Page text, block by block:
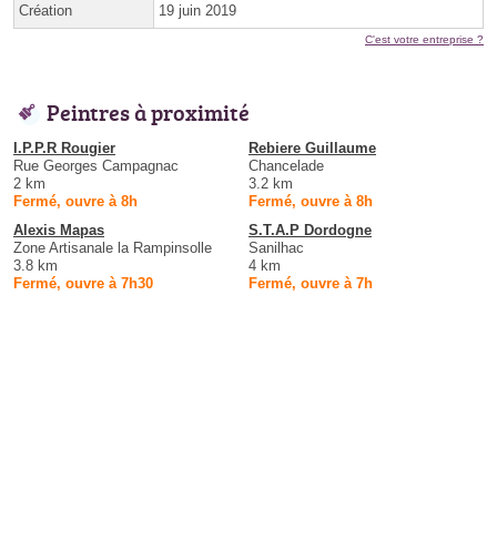
Création 19 juin 2019
C'est votre entreprise ?
Peintres à proximité
I.P.P.R Rougier
Rue Georges Campagnac
2 km
Fermé, ouvre à 8h
Rebiere Guillaume
Chancelade
3.2 km
Fermé, ouvre à 8h
Alexis Mapas
Zone Artisanale la Rampinsolle
3.8 km
Fermé, ouvre à 7h30
S.T.A.P Dordogne
Sanilhac
4 km
Fermé, ouvre à 7h